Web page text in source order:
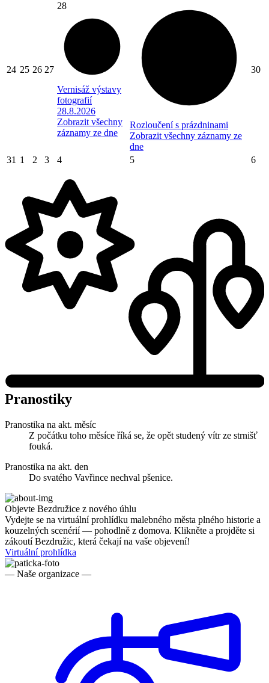
24 25 26 27
28
Vernisáž výstavy
fotografií
28.8.2026
Zobrazit všechny
záznamy ze dne
Rozloučení s prázdninami
Zobrazit všechny záznamy ze
dne
30
31 1 2 3 4 5 6
Pranostiky
Pranostika na akt. měsíc
Z počátku toho měsíce říká se, že opět studený vítr ze strnišť
fouká.
Pranostika na akt. den
Do svatého Vavřince nechval pšenice.
Objevte Bezdružice z nového úhlu
Vydejte se na virtuální prohlídku malebného města plného historie a
kouzelných scenérií — pohodlně z domova. Klikněte a projděte si
zákoutí Bezdružic, která čekají na vaše objevení!
Virtuální prohlídka
— Naše organizace —